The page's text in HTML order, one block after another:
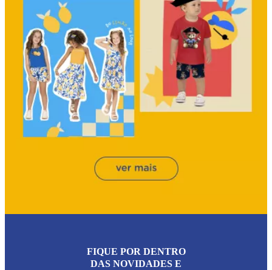
FIQUE POR DENTRO
DAS NOVIDADES E